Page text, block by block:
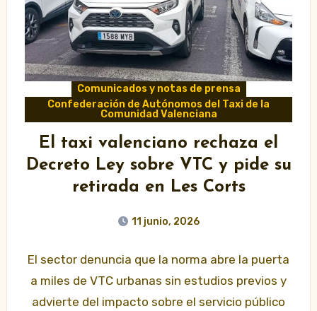
Comunicados y notas de prensa
Confederación de Autónomos del Taxi de la
Comunidad Valenciana
El taxi valenciano rechaza el
Decreto Ley sobre VTC y pide su
retirada en Les Corts
11 junio, 2026
El sector denuncia que la norma abre la puerta
a miles de VTC urbanas sin estudios previos y
advierte del impacto sobre el servicio público